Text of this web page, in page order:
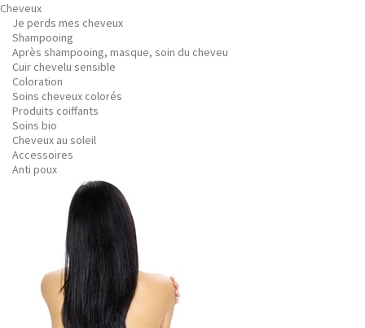
Cheveux
Je perds mes cheveux
Shampooing
Après shampooing, masque, soin du cheveu
Cuir chevelu sensible
Coloration
Soins cheveux colorés
Produits coiffants
Soins bio
Cheveux au soleil
Accessoires
Anti poux